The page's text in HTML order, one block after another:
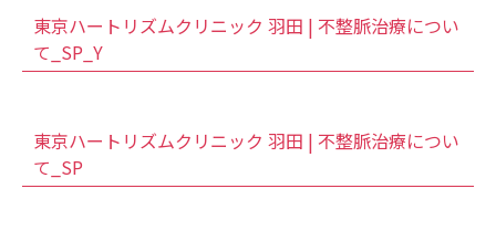
東京ハートリズムクリニック 羽田 | 不整脈治療につい
て_SP_Y
東京ハートリズムクリニック 羽田 | 不整脈治療につい
て_SP